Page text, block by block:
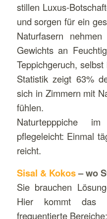
stillen Luxus-
und sorgen für ein
Naturfasern
Gewichts an
Teppichgeruch,
Statistik zeigt 63%
sich in Zimmern mit
fühlen.
Naturtepppiche
pflegeleicht: Einmal
reicht.
Sisal & Kokos– wo
Sie brauchen
Hier kommt das
frequentierte Bereiche: